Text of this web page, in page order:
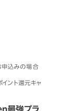
申込みの場合
ント還元キャ
最強プラ